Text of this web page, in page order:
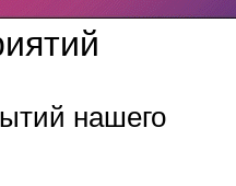
нашего